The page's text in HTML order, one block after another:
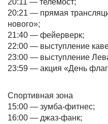
20:11 — телемост;
20:21 — прямая
нового»;
21:40 — фейерверк;
22:00 — выступление
23:00 — выступление
23:59 — акция «День
Спортивная зона
15:00 — зумба-фитнес;
16:00 — джаз-фанк;